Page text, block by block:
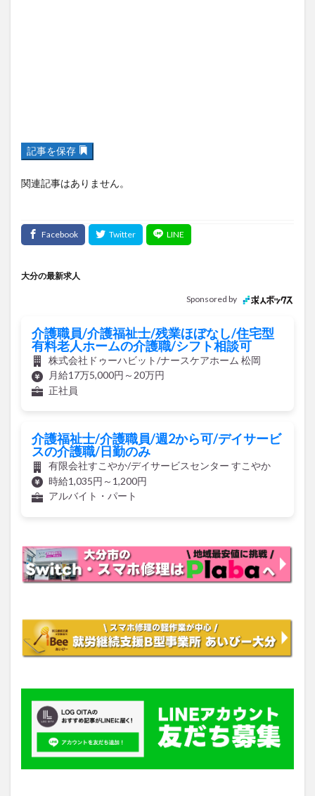
関連記事はありません。
大分の最新求人
介護職員/介護福祉士/残業ほぼなし/住宅型
有料老人ホームの介護職/シフト相談可
月給17万5,000円～20万円
正社員
時給1,035円～1,200円
アルバイト・パート